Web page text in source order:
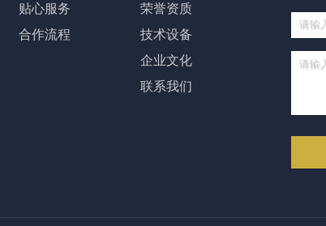
贴心服务
合作流程
荣誉资质
技术设备
企业文化
联系我们